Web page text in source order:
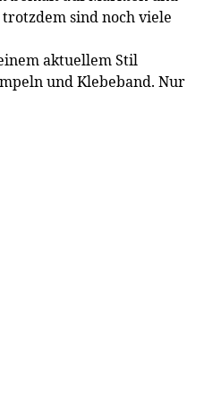
sind noch viele
aktuellem Stil
und Klebeband. Nur